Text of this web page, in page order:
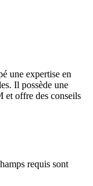
une expertise en
Il possède une
et offre des conseils
requis sont